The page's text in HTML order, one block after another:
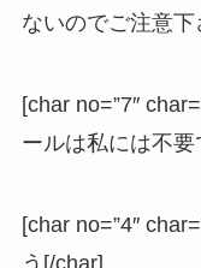
ないのでご注意
[char no=”7″
ールは私には不要
[char no=”4″
う[/char]